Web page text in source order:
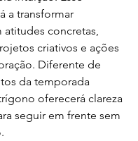
a transformar
atitudes concretas,
criativos e ações
Diferente de
da temporada
oferecerá clareza
seguir em frente sem